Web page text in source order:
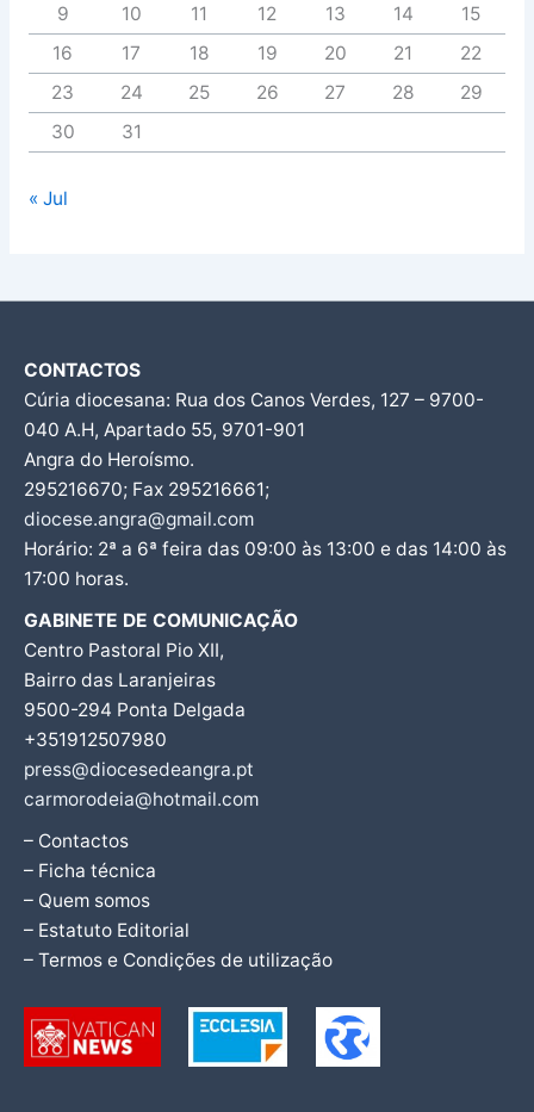
9
10 11 12 13 14
15
16
17 18 19 20 21
22
23
24 25 26 27 28
29
30
31
« Jul
CONTACTOS
Cúria diocesana: Rua dos Canos Verdes, 127 – 9700-
040 A.H, Apartado 55, 9701-901
Angra do Heroísmo.
295216670; Fax 295216661;
diocese.angra@gmail.com
Horário: 2ª a 6ª feira das 09:00 às 13:00 e das 14:00 às
17:00 horas.
GABINETE DE COMUNICAÇÃO
Centro Pastoral Pio XII,
Bairro das Laranjeiras
9500-294 Ponta Delgada
+351912507980
press@diocesedeangra.pt
carmorodeia@hotmail.com
– Contactos
– Ficha técnica
– Quem somos
– Estatuto Editorial
– Termos e Condições de utilização